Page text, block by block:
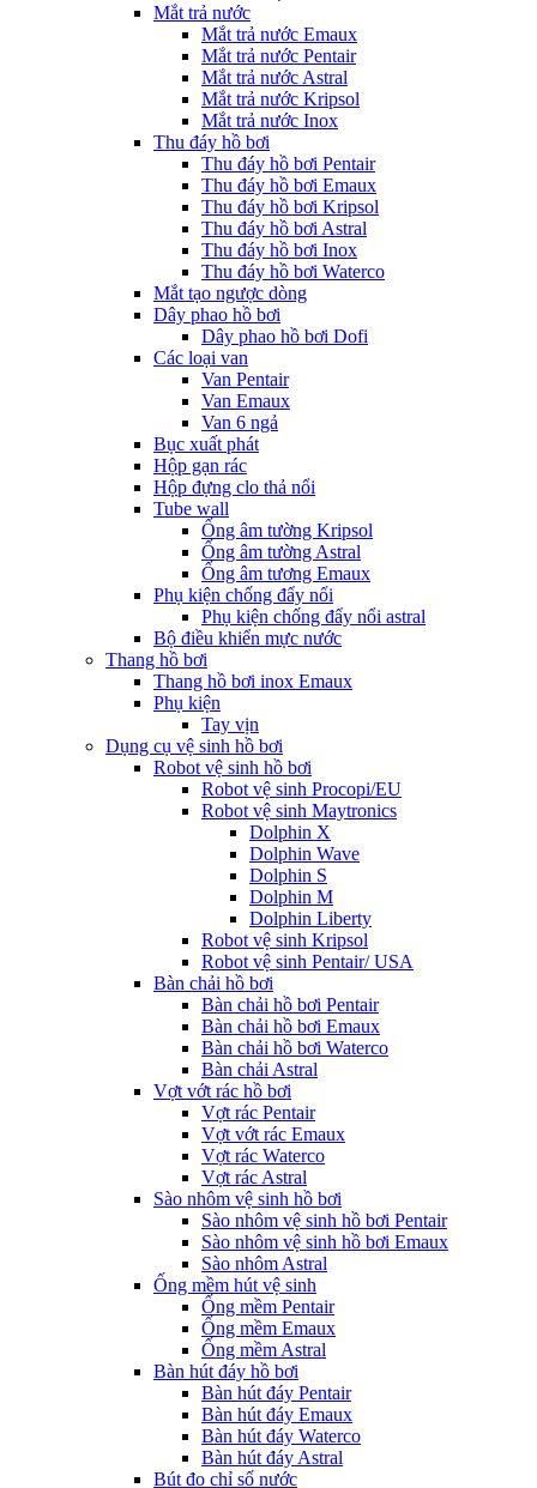
Mắt trả nước
Mắt trả nước Emaux
Mắt trả nước Pentair
Mắt trả nước Astral
Mắt trả nước Kripsol
Mắt trả nước Inox
Thu đáy hồ bơi
Thu đáy hồ bơi Pentair
Thu đáy hồ bơi Emaux
Thu đáy hồ bơi Kripsol
Thu đáy hồ bơi Astral
Thu đáy hồ bơi Inox
Thu đáy hồ bơi Waterco
Mắt tạo ngược dòng
Dây phao hồ bơi
Dây phao hồ bơi Dofi
Các loại van
Van Pentair
Van Emaux
Van 6 ngả
Bục xuất phát
Hộp gạn rác
Hộp đựng clo thả nổi
Tube wall
Ống âm tường Kripsol
Ống âm tường Astral
Ống âm tương Emaux
Phụ kiện chống đẩy nổi
Phụ kiện chống đẩy nổi astral
Bộ điều khiển mực nước
Thang hồ bơi
Thang hồ bơi inox Emaux
Phụ kiện
Tay vịn
Dụng cụ vệ sinh hồ bơi
Robot vệ sinh hồ bơi
Robot vệ sinh Procopi/EU
Robot vệ sinh Maytronics
Dolphin X
Dolphin Wave
Dolphin S
Dolphin M
Dolphin Liberty
Robot vệ sinh Kripsol
Robot vệ sinh Pentair/ USA
Bàn chải hồ bơi
Bàn chải hồ bơi Pentair
Bàn chải hồ bơi Emaux
Bàn chải hồ bơi Waterco
Bàn chải Astral
Vợt vớt rác hồ bơi
Vợt rác Pentair
Vợt vớt rác Emaux
Vợt rác Waterco
Vợt rác Astral
Sào nhôm vệ sinh hồ bơi
Sào nhôm vệ sinh hồ bơi Pentair
Sào nhôm vệ sinh hồ bơi Emaux
Sào nhôm Astral
Ống mềm hút vệ sinh
Ống mềm Pentair
Ống mềm Emaux
Ống mềm Astral
Bàn hút đáy hồ bơi
Bàn hút đáy Pentair
Bàn hút đáy Emaux
Bàn hút đáy Waterco
Bàn hút đáy Astral
Bút đo chỉ số nước